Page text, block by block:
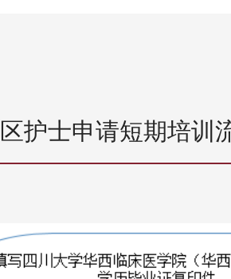
护士申请短期培训